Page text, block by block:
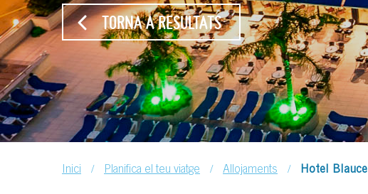
TORNA A RESULTATS
Inici / Planifica el teu viatge / Allojaments / Hotel Blaucel